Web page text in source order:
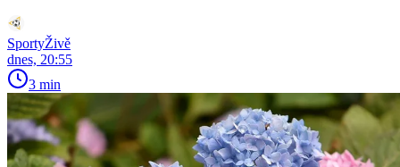
SportyŽivě
dnes, 20:55
3 min